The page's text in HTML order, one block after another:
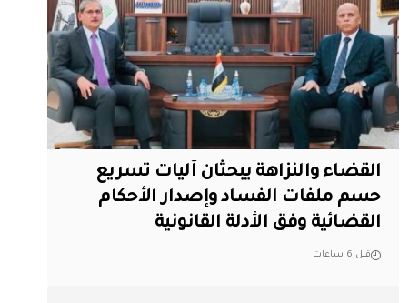
القضاء والنزاهة يبحثان آليات تسريع
حسم ملفات الفساد وإصدار الأحكام
القضائية وفق الأدلة القانونية
قبل 6 ساعات